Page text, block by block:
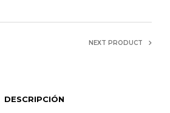
NEXT PRODUCT
DESCRIPCIÓN